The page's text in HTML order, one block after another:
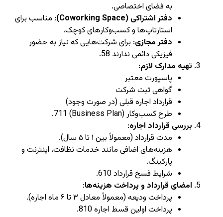
به فضای اختصاصی.
دفتر اشتراکی (Coworking Space)
: مناسب برای
استارتاپ‌ها و کسب‌وکارهای کوچک.
دفتر مجازی: برای شرکت‌هایی که نیاز به حضور
فیزیکی دائمی ندارند 58
.
تهیه مدارک لازم:
پاسپورت معتبر
گواهی ثبت شرکت
قرارداد اجاره قبلی (در صورت وجود)
طرح کسب‌وکار (Business Plan)
711
.
بررسی قرارداد اجاره:
مدت قرارداد (معمولاً بین ۱ تا ۵ سال).
هزینه‌های اضافی مانند خدمات نظافت، اینترنت و
پارکینگ.
شرایط فسخ قرارداد
610
.
امضای قرارداد و پرداخت هزینه‌ها:
پرداخت ودیعه (معمولاً معادل ۳ تا ۶ ماه اجاره).
پرداخت اولین قسط اجاره
810
.